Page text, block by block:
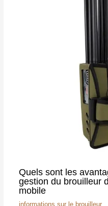
Quels sont les
gestion du brouilleur
mobile
informations sur le brouilleur